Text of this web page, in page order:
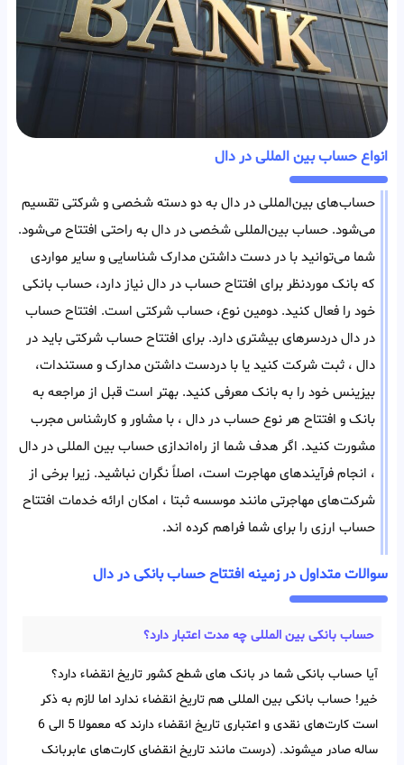
انواع حساب بین المللی در دال
حساب‌های بین‌المللی در دال به دو دسته شخصی و شرکتی تقسیم
می‌شود. حساب بین‌المللی شخصی در دال به راحتی افتتاح می‌شود.
شما می‌توانید با در دست داشتن مدارک شناسایی و سایر مواردی
که بانک مورد‌نظر برای افتتاح حساب در دال نیاز دارد، حساب بانکی
خود را فعال کنید. دومین نوع، حساب شرکتی است. افتتاح حساب
در دال دردسر‌های بیشتری دارد. برای افتتاح حساب شرکتی باید در
دال ، ثبت شرکت کنید یا با در‌دست داشتن مدارک و مستندات،
بیزینس خود را به بانک معرفی کنید. بهتر است قبل از مراجعه به
بانک و افتتاح هر‌ نوع حساب در دال ، با مشاور و کارشناس مجرب
مشورت کنید. اگر هدف شما از راه‌اندازی حساب بین المللی در دال
، انجام فرآیند‌های مهاجرت است، اصلاً نگران نباشید. زیرا برخی از
شرکت‌های مهاجرتی مانند موسسه ثبتا ، امکان ارائه خدمات افتتاح
حساب ارزی را برای شما فراهم کرده اند.
سوالات متداول در زمینه افتتاح حساب بانکی در دال
حساب بانکی بین‌ المللی چه مدت اعتبار دارد؟
آیا حساب بانکی شما در بانک های شطح کشور تاریخ انقضاء دارد؟
خیر! حساب بانکی بین‌ المللی هم تاریخ انقضاء ندارد اما لازم به ذکر
است کارت‌های نقدی و اعتباری تاریخ انقضاء دارند که معمولا 5 الی 6
ساله صادر میشوند. (درست مانند تاریخ انقضای کارت‌های عابربانک